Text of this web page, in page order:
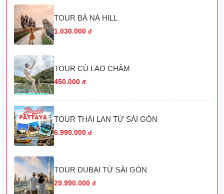
TOUR BÀ NÀ HILL
1.030.000 đ
TOUR CÙ LAO CHÀM
450.000 đ
TOUR THÁI LAN TỪ SÀI GÒN
6.990.000 đ
TOUR DUBAI TỪ SÀI GÒN
29.990.000 đ